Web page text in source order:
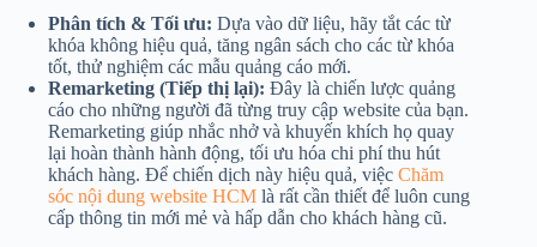
Phân tích & Tối ưu: Dựa vào dữ liệu, hãy tắt các từ
khóa không hiệu quả, tăng ngân sách cho các từ khóa
tốt, thử nghiệm các mẫu quảng cáo mới.
Remarketing (Tiếp thị lại): Đây là chiến lược quảng
cáo cho những người đã từng truy cập website của bạn.
Remarketing giúp nhắc nhở và khuyến khích họ quay
lại hoàn thành hành động, tối ưu hóa chi phí thu hút
khách hàng. Để chiến dịch này hiệu quả, việc Chăm
sóc nội dung website HCM là rất cần thiết để luôn cung
cấp thông tin mới mẻ và hấp dẫn cho khách hàng cũ.